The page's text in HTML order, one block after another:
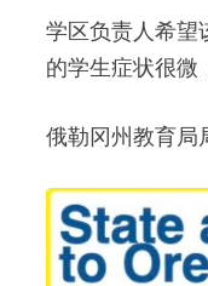
学区负责人希望
的学生症状很微
俄勒冈州教育局